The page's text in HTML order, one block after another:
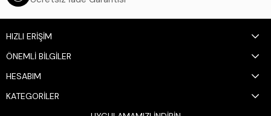
HIZLI ERİŞİM
ÖNEMLİ BİLGİLER
HESABIM
KATEGORİLER